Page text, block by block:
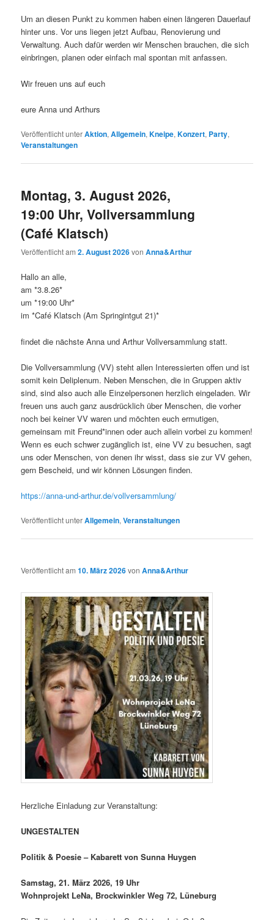
Um an diesen Punkt zu kommen haben einen längeren Dauerlauf
hinter uns. Vor uns liegen jetzt Aufbau, Renovierung und
Verwaltung. Auch dafür werden wir Menschen brauchen, die sich
einbringen, planen oder einfach mal spontan mit anfassen.
Wir freuen uns auf euch
eure Anna und Arthurs
Veröffentlicht unterAktion,Allgemein,Kneipe,Konzert, Party,
Veranstaltungen
Montag, 3. August 2026,
19:00 Uhr, Vollversammlung
(Café Klatsch)
Veröffentlicht am2. August 2026vonAnna&Arthur
Hallo an alle,
am *3.8.26*
um *19:00 Uhr*
im *Café Klatsch (Am Springintgut 21)*
findet die nächste Anna und Arthur Vollversammlung statt.
Die Vollversammlung (VV) steht allen Interessierten offen und ist
somit kein Deliplenum. Neben Menschen, die in Gruppen aktiv
sind, sind also auch alle Einzelpersonen herzlich eingeladen. Wir
freuen uns auch ganz ausdrücklich über Menschen, die vorher
noch bei keiner VV waren und möchten euch ermutigen,
gemeinsam mit Freund*innen oder auch allein vorbei zu kommen!
Wenn es euch schwer zugänglich ist, eine VV zu besuchen, sagt
uns oder Menschen, von denen ihr wisst, dass sie zur VV gehen,
gern Bescheid, und wir können Lösungen finden.
https://anna-und-arthur.de/vollversammlung/
Veröffentlicht unterAllgemein,Veranstaltungen
Veröffentlicht am10. März 2026vonAnna&Arthur
Herzliche Einladung zur Veranstaltung:
UNGESTALTEN
Politik & Poesie – Kabarett von Sunna Huygen
Samstag, 21. März 2026, 19 Uhr
Wohnprojekt LeNa, Brockwinkler Weg 72, Lüneburg